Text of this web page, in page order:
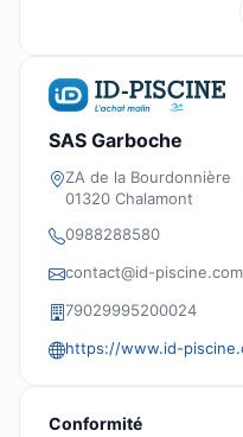
SAS Garboche
ZA de la Bourdonnière
01320 Chalamont
0988288580
contact@id-piscine.com
79029995200024
https://www.id-
Conformité